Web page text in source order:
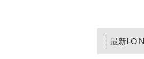
最新I-O